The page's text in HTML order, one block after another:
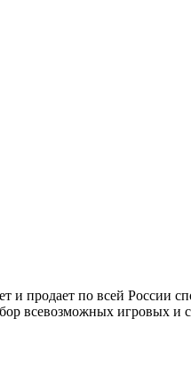
и продает по всей России
всевозможных игровых